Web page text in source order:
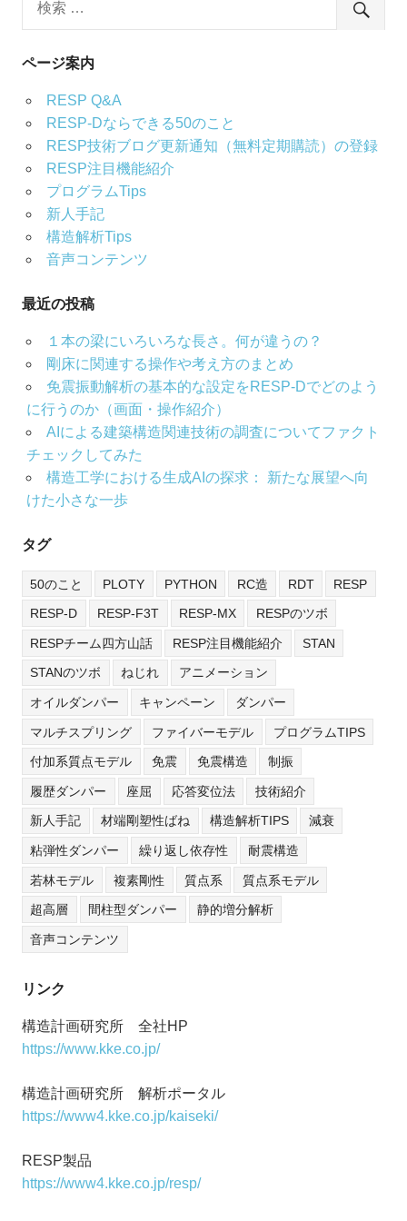
ページ案内
RESP Q&A
RESP-Dならできる50のこと
RESP技術ブログ更新通知（無料定期購読）の登録
RESP注目機能紹介
プログラムTips
新人手記
構造解析Tips
音声コンテンツ
最近の投稿
１本の梁にいろいろな長さ。何が違うの？
剛床に関連する操作や考え方のまとめ
免震振動解析の基本的な設定をRESP-Dでどのよう
に行うのか（画面・操作紹介）
AIによる建築構造関連技術の調査についてファクト
チェックしてみた
構造工学における生成AIの探求： 新たな展望へ向
けた小さな一歩
タグ
50のこと PLOTY PYTHON RC造 RDT RESP
RESP-D RESP-F3T RESP-MX RESPのツボ
RESPチーム四方山話 RESP注目機能紹介 STAN
STANのツボ ねじれ アニメーション
オイルダンパー キャンペーン ダンパー
マルチスプリング ファイバーモデル プログラムTIPS
付加系質点モデル 免震 免震構造 制振
履歴ダンパー 座屈 応答変位法 技術紹介
新人手記 材端剛塑性ばね 構造解析TIPS 減衰
粘弾性ダンパー 繰り返し依存性 耐震構造
若林モデル 複素剛性 質点系 質点系モデル
超高層 間柱型ダンパー 静的増分解析
音声コンテンツ
リンク
構造計画研究所 全社HP
https://www.kke.co.jp/
構造計画研究所 解析ポータル
https://www4.kke.co.jp/kaiseki/
RESP製品
https://www4.kke.co.jp/resp/